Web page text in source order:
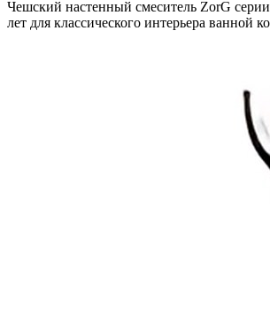
Чешский настенный смеситель ZorG
лет для классического интерьера ванной